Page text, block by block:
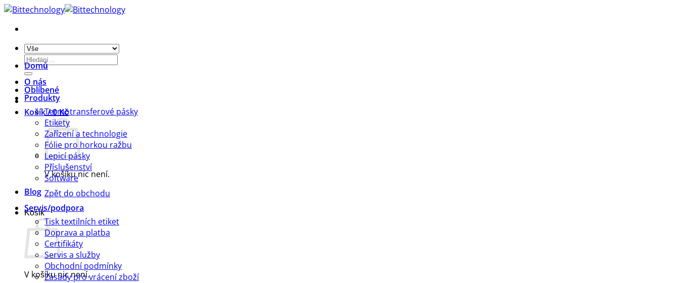
Přeskočit
obsah
Hledat:
Oblíbené
Košík /0Kč
V košíku nic není.
Zpět do obchodu
Košík
V košíku nic není.
Domů
O nás
Produkty
Termotransferové pásky
Etikety
Zařízení a technologie
Fólie pro horkou ražbu
Lepicí pásky
Příslušenství
Software
Blog
Servis/podpora
Tisk textilních etiket
Doprava a platba
Certifikáty
Servis a služby
Obchodní podmínky
Zásady pro vrácení zboží